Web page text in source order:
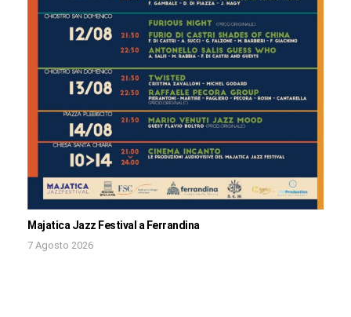
Majatica Jazz Festival a Ferrandina
7 Agosto 2026